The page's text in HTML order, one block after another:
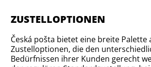
ZUSTELLOPTIONEN
Česká pošta bietet eine breite Palette
Zustelloptionen, die den
Bedürfnissen ihrer Kunden gerecht